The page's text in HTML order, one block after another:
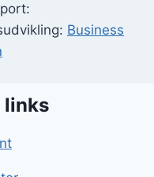
Business
links